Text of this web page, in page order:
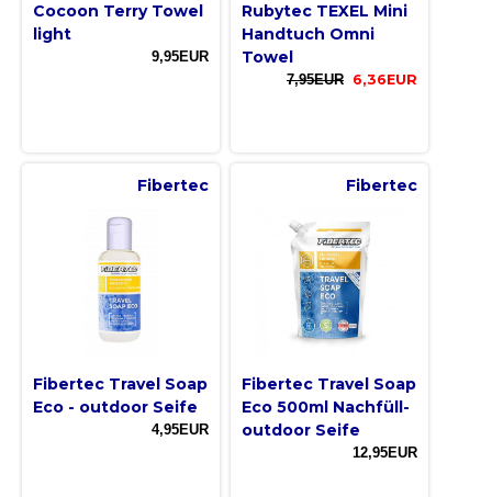
Cocoon Terry Towel
light
9,95EUR
Rubytec TEXEL Mini
Handtuch Omni
Towel
7,95EUR 6,36EUR
Fibertec
Fibertec Travel Soap
Eco - outdoor Seife
4,95EUR
Fibertec
Fibertec Travel Soap
Eco 500ml Nachfüll-
outdoor Seife
12,95EUR